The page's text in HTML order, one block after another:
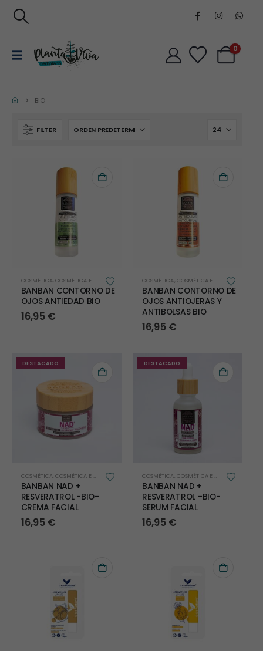
0
BIO
FILTER
COSMÉTICA,COSMÉTICA E HIGIENE
BANBAN CONTORNO DE
OJOS ANTIEDAD BIO
16,95 €
COSMÉTICA, COSMÉTICA E HIGIENE
BANBAN CONTORNO DE
OJOS ANTIOJERAS Y
ANTIBOLSAS BIO
16,95 €
DESTACADO
COSMÉTICA,COSMÉTICA E HIGIENE
BANBAN NAD +
RESVERATROL -BIO-
CREMA FACIAL
16,95 €
DESTACADO
COSMÉTICA, COSMÉTICA E HIGIENE
BANBAN NAD +
RESVERATROL -BIO-
SERUM FACIAL
16,95 €